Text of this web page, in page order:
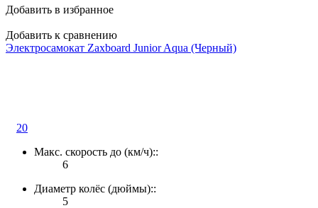
Добавить в избранное
Добавить к сравнению
Электросамокат Zaxboard Junior Aqua (Черный)
20
Макс. скорость до (км/ч)::
6
Диаметр колёс (дюймы)::
5